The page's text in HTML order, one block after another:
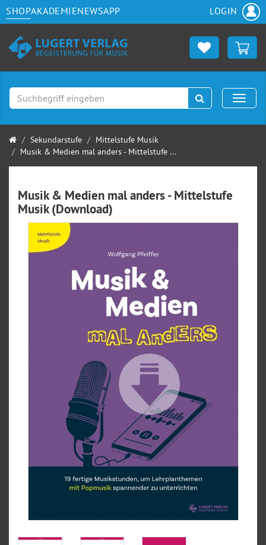
SHOPAKADEMIENEWSAPP LOGIN
Suchen
Startseite
Sekundarstufe
Mittelstufe Musik
Musik & Medien mal anders - Mittelstufe ...
Musik & Medien mal anders - Mittelstufe
Musik (Download)